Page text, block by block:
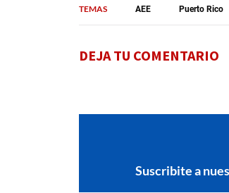
TEMAS AEE Puerto Rico
DEJA TU COMENTARIO
Suscribite a